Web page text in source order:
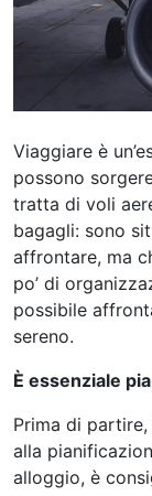
Viaggiare è
possono
tratta di voli
bagagli: sono
affrontare, ma
po’ di
possibile
sereno.
È essenziale
Prima di
alla
alloggio, è